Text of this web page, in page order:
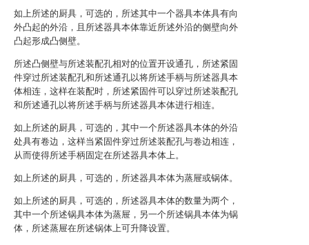
如上所述的厨具，可选的，所述其中一个器具本体具有向
外凸起的外沿，且所述器具本体靠近所述外沿的侧壁向外
凸起形成凸侧壁。
所述凸侧壁与所述装配孔相对的位置开设通孔，所述紧固
件穿过所述装配孔和所述通孔以将所述手柄与所述器具本
体相连，这样在装配时，所述紧固件可以穿过所述装配孔
和所述通孔以将所述手柄与所述器具本体进行相连。
如上所述的厨具，可选的，其中一个所述器具本体的外沿
处具有卷边，这样当紧固件穿过所述装配孔与卷边相连，
从而使得所述手柄固定在所述器具本体上。
如上所述的厨具，可选的，所述器具本体为蒸屉或锅体。
如上所述的厨具，可选的，所述器具本体的数量为两个，
其中一个所述锅具本体为蒸屉，另一个所述锅具本体为锅
体，所述蒸屉在所述锅体上可升降设置。